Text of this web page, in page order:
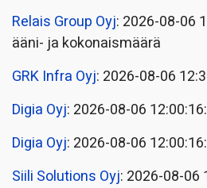
Relais Group Oyj: 2026-08-06
ääni- ja kokonaismäärä
GRK Infra Oyj: 2026-08-06
Digia Oyj: 2026-08-06
Digia Oyj: 2026-08-06
Siili Solutions Oyj: 2026-08-06